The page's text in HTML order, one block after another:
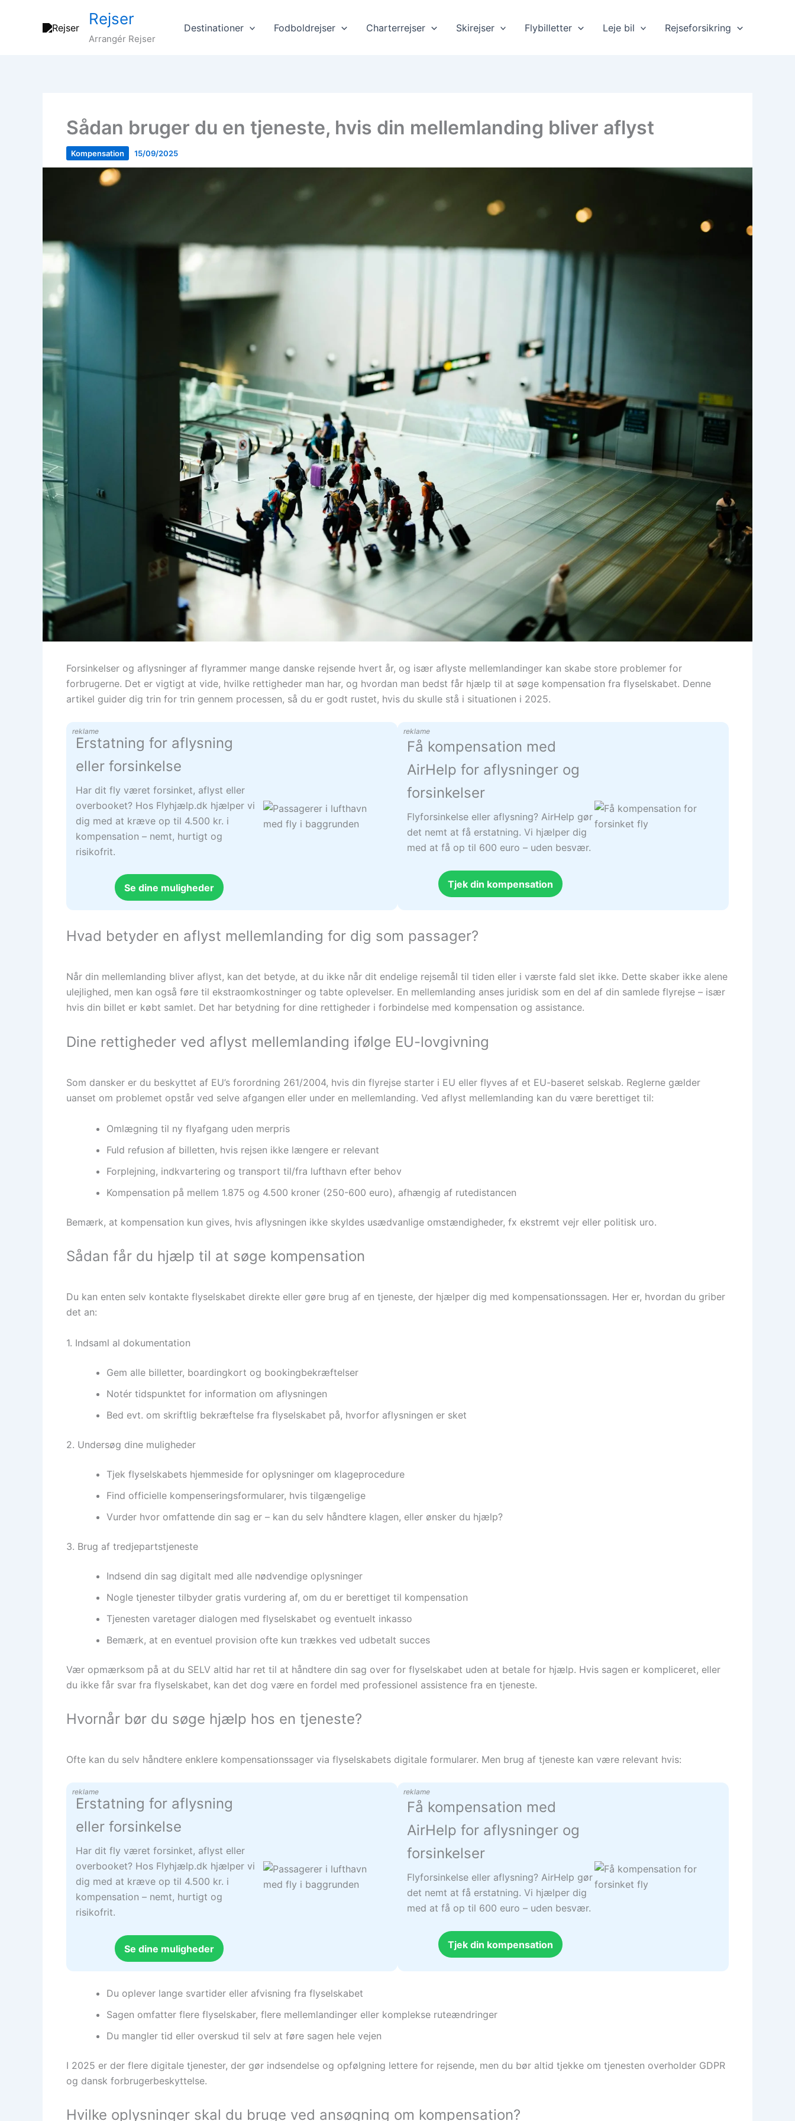
Rejser
Arrangér Rejser
Destinationer Fodboldrejser Charterrejser Skirejser Flybilletter Leje bil Rejseforsikring
Sådan bruger du en tjeneste, hvis din mellemlanding bliver aflyst
Kompensation 15/09/2025
Forsinkelser og aflysninger af flyrammer mange danske rejsende hvert år, og især aflyste mellemlandinger kan skabe store problemer for
forbrugerne. Det er vigtigt at vide, hvilke rettigheder man har, og hvordan man bedst får hjælp til at søge kompensation fra flyselskabet. Denne
artikel guider dig trin for trin gennem processen, så du er godt rustet, hvis du skulle stå i situationen i 2025.
reklame
Erstatning for aflysning
eller forsinkelse
Har dit fly været forsinket, aflyst eller
overbooket? Hos Flyhjælp.dk hjælper vi
dig med at kræve op til 4.500 kr. i
kompensation – nemt, hurtigt og
risikofrit.
Se dine muligheder
reklame
Få kompensation med
AirHelp for aflysninger og
forsinkelser
Flyforsinkelse eller aflysning? AirHelp gør
det nemt at få erstatning. Vi hjælper dig
med at få op til 600 euro – uden besvær.
Tjek din kompensation
Hvad betyder en aflyst mellemlanding for dig som passager?
Når din mellemlanding bliver aflyst, kan det betyde, at du ikke når dit endelige rejsemål til tiden eller i værste fald slet ikke. Dette skaber ikke alene
ulejlighed, men kan også føre til ekstraomkostninger og tabte oplevelser. En mellemlanding anses juridisk som en del af din samlede flyrejse – især
hvis din billet er købt samlet. Det har betydning for dine rettigheder i forbindelse med kompensation og assistance.
Dine rettigheder ved aflyst mellemlanding ifølge EU-lovgivning
Som dansker er du beskyttet af EU’s forordning 261/2004, hvis din flyrejse starter i EU eller flyves af et EU-baseret selskab. Reglerne gælder
uanset om problemet opstår ved selve afgangen eller under en mellemlanding. Ved aflyst mellemlanding kan du være berettiget til:
Omlægning til ny flyafgang uden merpris
Fuld refusion af billetten, hvis rejsen ikke længere er relevant
Forplejning, indkvartering og transport til/fra lufthavn efter behov
Kompensation på mellem 1.875 og 4.500 kroner (250-600 euro), afhængig af rutedistancen
Bemærk, at kompensation kun gives, hvis aflysningen ikke skyldes usædvanlige omstændigheder, fx ekstremt vejr eller politisk uro.
Sådan får du hjælp til at søge kompensation
Du kan enten selv kontakte flyselskabet direkte eller gøre brug af en tjeneste, der hjælper dig med kompensationssagen. Her er, hvordan du griber
det an:
1. Indsaml al dokumentation
Gem alle billetter, boardingkort og bookingbekræftelser
Notér tidspunktet for information om aflysningen
Bed evt. om skriftlig bekræftelse fra flyselskabet på, hvorfor aflysningen er sket
2. Undersøg dine muligheder
Tjek flyselskabets hjemmeside for oplysninger om klageprocedure
Find officielle kompenseringsformularer, hvis tilgængelige
Vurder hvor omfattende din sag er – kan du selv håndtere klagen, eller ønsker du hjælp?
3. Brug af tredjepartstjeneste
Indsend din sag digitalt med alle nødvendige oplysninger
Nogle tjenester tilbyder gratis vurdering af, om du er berettiget til kompensation
Tjenesten varetager dialogen med flyselskabet og eventuelt inkasso
Bemærk, at en eventuel provision ofte kun trækkes ved udbetalt succes
Vær opmærksom på at du SELV altid har ret til at håndtere din sag over for flyselskabet uden at betale for hjælp. Hvis sagen er kompliceret, eller
du ikke får svar fra flyselskabet, kan det dog være en fordel med professionel assistence fra en tjeneste.
Hvornår bør du søge hjælp hos en tjeneste?
Ofte kan du selv håndtere enklere kompensationssager via flyselskabets digitale formularer. Men brug af tjeneste kan være relevant hvis:
reklame
Erstatning for aflysning
eller forsinkelse
Har dit fly været forsinket, aflyst eller
overbooket? Hos Flyhjælp.dk hjælper vi
dig med at kræve op til 4.500 kr. i
kompensation – nemt, hurtigt og
risikofrit.
Se dine muligheder
reklame
Få kompensation med
AirHelp for aflysninger og
forsinkelser
Flyforsinkelse eller aflysning? AirHelp gør
det nemt at få erstatning. Vi hjælper dig
med at få op til 600 euro – uden besvær.
Tjek din kompensation
Du oplever lange svartider eller afvisning fra flyselskabet
Sagen omfatter flere flyselskaber, flere mellemlandinger eller komplekse ruteændringer
Du mangler tid eller overskud til selv at føre sagen hele vejen
I 2025 er der flere digitale tjenester, der gør indsendelse og opfølgning lettere for rejsende, men du bør altid tjekke om tjenesten overholder GDPR
og dansk forbrugerbeskyttelse.
Hvilke oplysninger skal du bruge ved ansøgning om kompensation?